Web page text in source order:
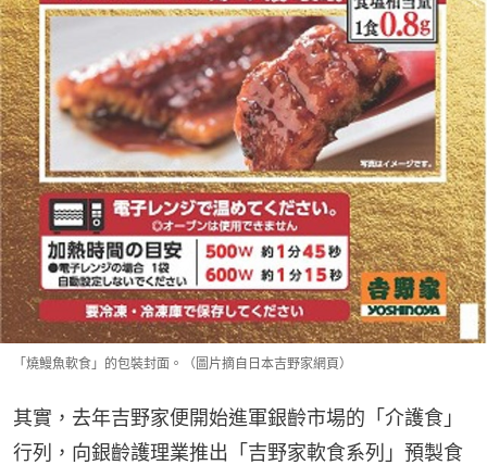
「燒鰻魚軟食」的包裝封面。（圖片摘自日本吉野家網頁）
其實，去年吉野家便開始進軍銀齡市場的「介護食」
行列，向銀齡護理業推出「吉野家軟食系列」預製食